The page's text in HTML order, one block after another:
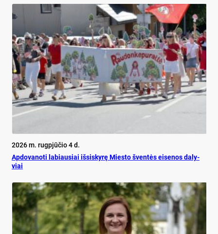
2026 m. rugpjūčio 4 d.
Ap­do­va­no­ti la­biau­siai iš­si­sky­rę Mies­to šven­tės ei­se­nos da­ly­
viai